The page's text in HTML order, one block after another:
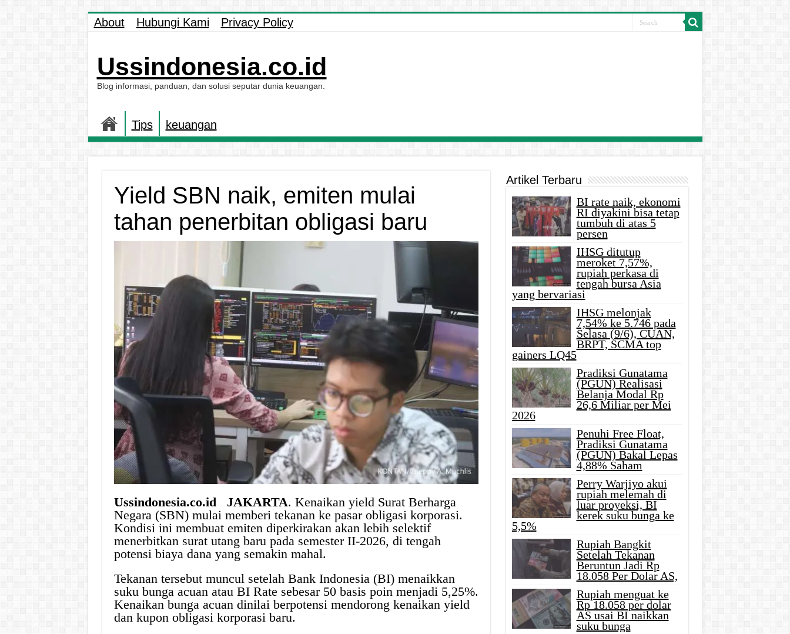
About Hubungi Kami Privacy Policy
Ussindonesia.co.id
Blog informasi, panduan, dan solusi seputar dunia keuangan.
Tips keuangan
Yield SBN naik, emiten mulai
tahan penerbitan obligasi baru
Ussindonesia.co.id JAKARTA. Kenaikan yield Surat Berharga
Negara (SBN) mulai memberi tekanan ke pasar obligasi korporasi.
Kondisi ini membuat emiten diperkirakan akan lebih selektif
menerbitkan surat utang baru pada semester II-2026, di tengah
potensi biaya dana yang semakin mahal.
Tekanan tersebut muncul setelah Bank Indonesia (BI) menaikkan
suku bunga acuan atau BI Rate sebesar 50 basis poin menjadi 5,25%.
Kenaikan bunga acuan dinilai berpotensi mendorong kenaikan yield
dan kupon obligasi korporasi baru.
Artikel Terbaru
BI rate naik, ekonomi
RI diyakini bisa tetap
tumbuh di atas 5
persen
IHSG ditutup
meroket 7,57%,
rupiah perkasa di
tengah bursa Asia
yang bervariasi
IHSG melonjak
7,54% ke 5.746 pada
Selasa (9/6), CUAN,
BRPT, SCMA top
gainers LQ45
Pradiksi Gunatama
(PGUN) Realisasi
Belanja Modal Rp
26,6 Miliar per Mei
2026
Penuhi Free Float,
Pradiksi Gunatama
(PGUN) Bakal Lepas
4,88% Saham
Perry Warjiyo akui
rupiah melemah di
luar proyeksi, BI
kerek suku bunga ke
5,5%
Rupiah Bangkit
Setelah Tekanan
Beruntun Jadi Rp
18.058 Per Dolar AS,
Rupiah menguat ke
Rp 18.058 per dolar
AS usai BI naikkan
suku bunga